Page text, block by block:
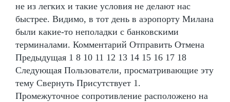
не из легких и такие условия не делают нас
быстрее. Видимо, в тот день в аэропорту Милана
были какие-то неполадки с банковскими
терминалами. Комментарий Отправить Отмена
Предыдущая 1 8 10 11 12 13 14 15 16 17 18
Следующая Пользователи, просматривающие эту
тему Свернуть Присутствует 1.
Промежуточное сопротивление расположено на